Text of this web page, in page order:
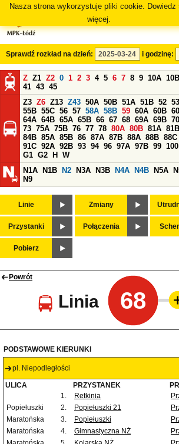
Nasza strona wykorzystuje pliki cookie. Dowiedz
więcej.
Sprawdź rozkład na dzień: i godzinę:
Z Z1 Z2 0 1 2 3 4 5 6 7 8 9 10A 10B
41 43 45
Z3 Z6 Z13 Z43 50A 50B 51A 51B 52
55B 55C 56 57 58A 58B 59 60A 60B
64A 64B 65A 65B 66 67 68 69A 69B 70
73 75A 75B 76 77 78 80A 80B 81A 81B
84B 85A 85B 86 87A 87B 88A 88B 88C
91C 92A 92B 93 94 96 97A 97B 99 100
G1 G2 H
W
N1A
N1B N2 N3A N3B N4A N4B N5A
N9
Linie Zmiany
Przystanki Połączenia
Pobierz
Powrót
Linia 68
PODSTAWOWE KIERUNKI
pl. Niepodległości
ULICA PRZYSTANEK
1.
Retkinia
Popiełuszki
2. Popiełuszki 21
Maratońska
3. Popiełuszki
Maratońska
4. Gimnastyczna NŻ